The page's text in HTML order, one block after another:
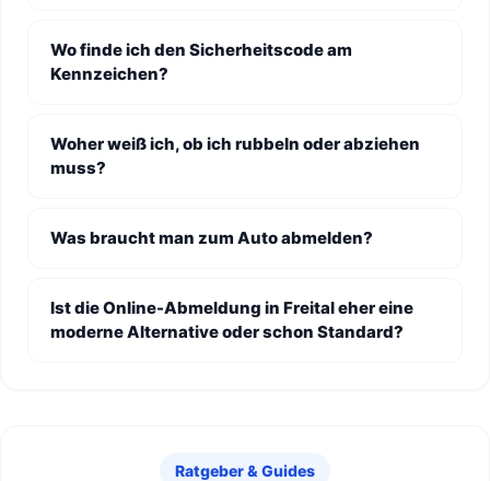
Wo finde ich den Sicherheitscode am
Kennzeichen?
Woher weiß ich, ob ich rubbeln oder abziehen
muss?
Was braucht man zum Auto abmelden?
Ist die Online-Abmeldung in Freital eher eine
moderne Alternative oder schon Standard?
Ratgeber & Guides